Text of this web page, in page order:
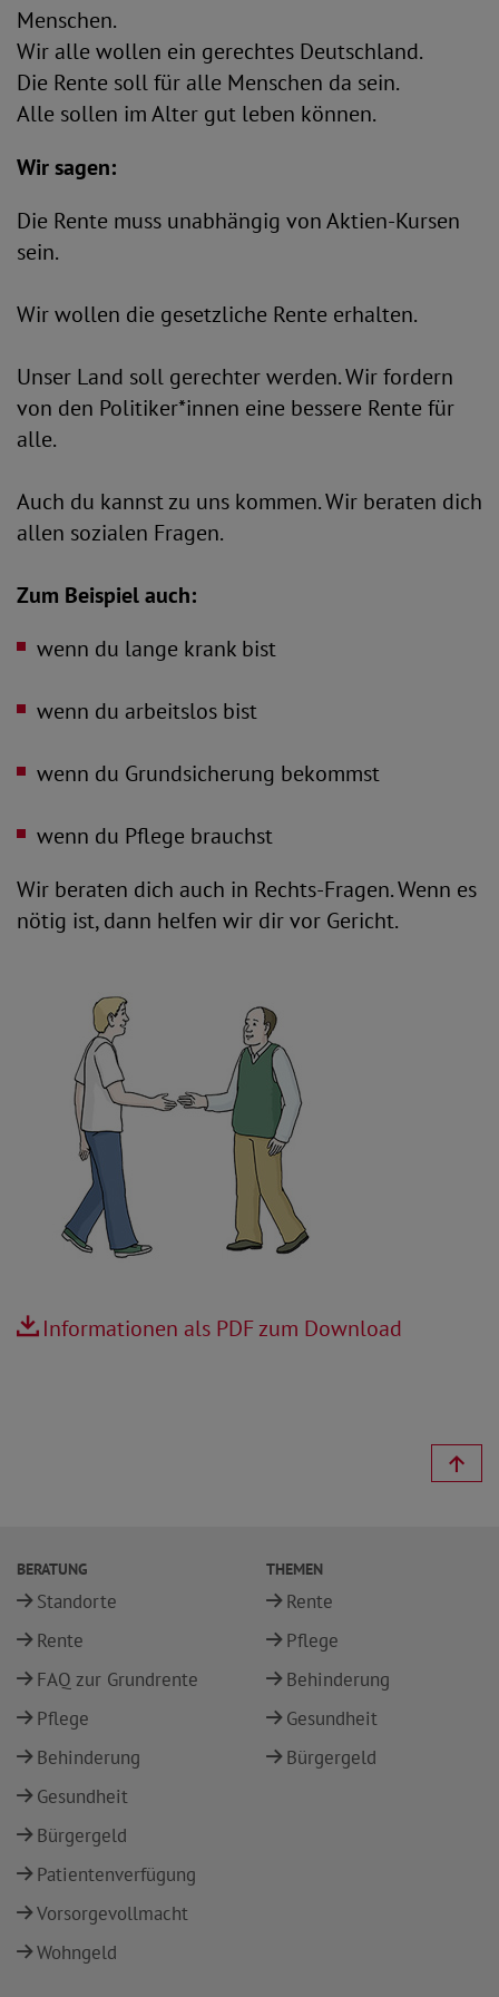
Menschen.
Wir alle wollen ein gerechtes Deutschland.
Die Rente soll für alle Menschen da sein.
Alle sollen im Alter gut leben können.
Wir sagen:
Die Rente muss unabhängig von Aktien-Kursen
sein.
Wir wollen die gesetzliche Rente erhalten.
Unser Land soll gerechter werden. Wir fordern
von den Politiker*innen eine bessere Rente für
alle.
Auch du kannst zu uns kommen. Wir beraten dich
allen sozialen Fragen.
Zum Beispiel auch:
wenn du lange krank bist
wenn du arbeitslos bist
wenn du Grundsicherung bekommst
wenn du Pflege brauchst
Wir beraten dich auch in Rechts-Fragen. Wenn es
nötig ist, dann helfen wir dir vor Gericht.
Informationen als PDF zum Download
BERATUNG
Standorte
Rente
FAQ zur Grundrente
Pflege
Behinderung
Gesundheit
Bürgergeld
Patientenverfügung
Vorsorgevollmacht
Wohngeld
THEMEN
Rente
Pflege
Behinderung
Gesundheit
Bürgergeld